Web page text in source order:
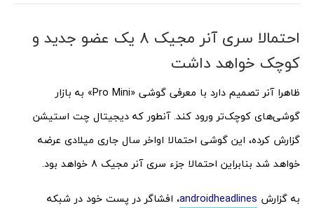
احتمالا سری آنر مجیک 8 یک عضو جدید و
کوچک خواهد داشت
ظاهرا آنر تصمیم دارد با معرفی گوشی «Pro Mini» به بازار
گوشی‌های کوچک‌تر ورود کند. آنطور که دیجیتال چت استیشن
گزارش کرده، این گوشی احتمالا اواخر سال جاری میلادی عرضه
خواهد شد بنابراین احتمالا جزء سری آنر مجیک 8 خواهد بود.
به گزارش androidheadlines، افشاگر در پست خود در شبکه